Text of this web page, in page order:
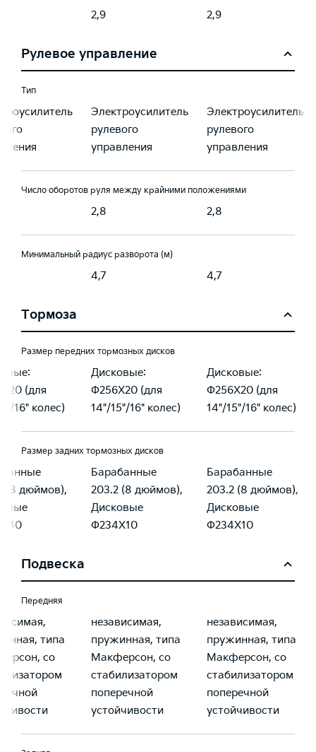
2,9 2,9
Рулевое управление
Тип
Электроусилитель
рулевого
управления
Электроусилитель
рулевого
управления
Число оборотов руля между крайними положениями
2,8 2,8
Минимальный радиус разворота (м)
4,7 4,7
Тормоза
Размер передних тормозных дисков
(для
16" колес)
Дисковые:
Φ256X20 (для
14"/15"/16" колес)
Дисковые:
Φ256X20 (для
14"/15"/16" колес)
Размер задних тормозных дисков
(8 дюймов),
Барабанные
203.2 (8 дюймов),
Дисковые
Φ234X10
Барабанные
203.2 (8 дюймов),
Дисковые
Φ234X10
Подвеска
Передняя
типа
со
независимая,
пружинная, типа
Макферсон, со
стабилизатором
поперечной
устойчивости
независимая,
пружинная, типа
Макферсон, со
стабилизатором
поперечной
устойчивости